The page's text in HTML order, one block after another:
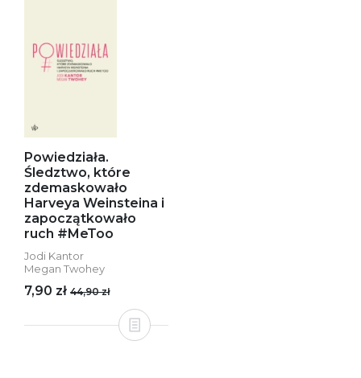
Powiedziała.
Śledztwo, które
zdemaskowało
Harveya Weinsteina i
zapoczątkowało
ruch #MeToo
Jodi Kantor
Megan Twohey
7,90 zł 44,90 zł